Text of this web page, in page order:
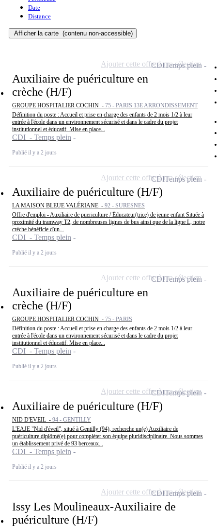
Date
Distance
Afficher la carte (contenu non-accessible)
Auxiliaire de puériculture en
crèche (H/F)
GROUPE HOSPITALIER COCHIN - 75 - PARIS 13E ARRONDISSEMENT
Définition du poste : Accueil et prise en charge des enfants de 2 mois 1/2 à leur
entrée à l'école dans un environnement sécurisé et dans le cadre du projet
institutionnel et éducatif. Mise en place...
CDI - Temps plein
Publié il y a 2 jours
CDITemps plein
Ajouter cette offre à ma sélection
Auxiliaire de puériculture (H/F)
LA MAISON BLEUE VALÉRIANE - 92 - SURESNES
Offre d'emploi - Auxiliaire de puericulture / Éducateur(trice) de jeune enfant Située à
proximité du tramway T2, de nombreuses lignes de bus ainsi que de la ligne L, notre
crèche bénéficie d'un...
CDI - Temps plein
Publié il y a 2 jours
CDITemps plein
Ajouter cette offre à ma sélection
Auxiliaire de puériculture en
crèche (H/F)
GROUPE HOSPITALIER COCHIN - 75 - PARIS
Définition du poste : Accueil et prise en charge des enfants de 2 mois 1/2 à leur
entrée à l'école dans un environnement sécurisé et dans le cadre du projet
institutionnel et éducatif. Mise en place...
CDI - Temps plein
Publié il y a 2 jours
CDITemps plein
Ajouter cette offre à ma sélection
Auxiliaire de puériculture (H/F)
NID D'EVEIL - 94 - GENTILLY
L'EAJE "Nid d'éveil", situé à Gentilly (94), recherche un(e) Auxiliaire de
puériculture diplômé(e) pour compléter son équipe pluridisciplinaire. Nous sommes
un établissement privé de 93 berceaux...
CDI - Temps plein
Publié il y a 2 jours
CDITemps plein
Ajouter cette offre à ma sélection
Issy Les Moulineaux-Auxiliaire de
puériculture (H/F)
CDITemps plein
Ajouter cette offre à ma sélection